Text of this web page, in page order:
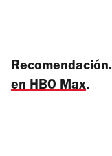
Recomendación.
en HBO Max.